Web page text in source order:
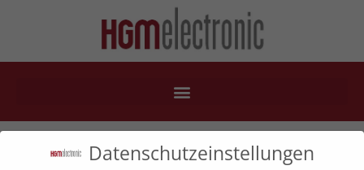
squix2Datenschutzeinstellungen